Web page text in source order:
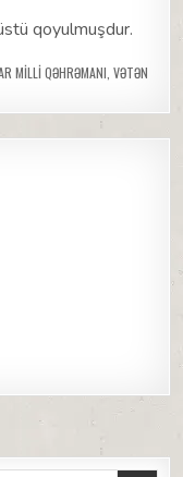
qoyulmuşdur.
MILLI QƏHRƏMANI VƏTƏN